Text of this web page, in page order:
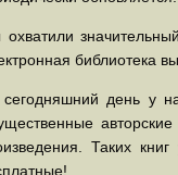
библиотека
день у
Таких